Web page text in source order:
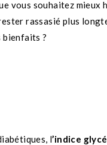
vous souhaitez mieux
rassasié plus
bienfaits ?
l’indice